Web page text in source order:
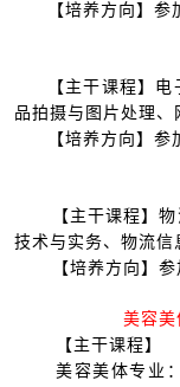
【培养方向】参
【主干课程】
品拍摄与图片处理、
【培养方向】
【主干课程】
技术与实务、物流信
【培养方向】
美容美
【主干课程】
美容美体专业